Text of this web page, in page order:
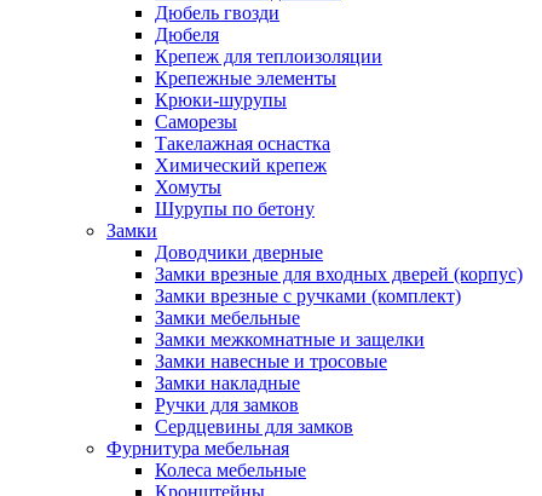
Дюбель гвозди
Дюбеля
Крепеж для теплоизоляции
Крепежные элементы
Крюки-шурупы
Саморезы
Такелажная оснастка
Химический крепеж
Хомуты
Шурупы по бетону
Замки
Доводчики дверные
Замки врезные для входных дверей (корпус)
Замки врезные с ручками (комплект)
Замки мебельные
Замки межкомнатные и защелки
Замки навесные и тросовые
Замки накладные
Ручки для замков
Сердцевины для замков
Фурнитура мебельная
Колеса мебельные
Кронштейны